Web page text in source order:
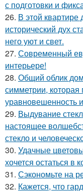
с подготовки и
26. В этой квартире
исторический дух
него уют и свет.
27. Современный
интерьере!
28. Общий облик
симметрии, которая
уравновешенность
29. Выдувание
настоящее
стекло и
30. Удачные
хочется остаться в
31. Сэкономьте на
32. Кажется, что